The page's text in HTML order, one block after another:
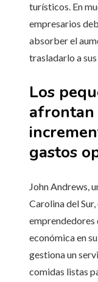
turísticos. En
empresarios
absorber el
trasladarlo a
Los
afrontan
gastos
John Andrews,
Carolina del Sur,
emprendedores
económica en
gestiona un
comidas listas